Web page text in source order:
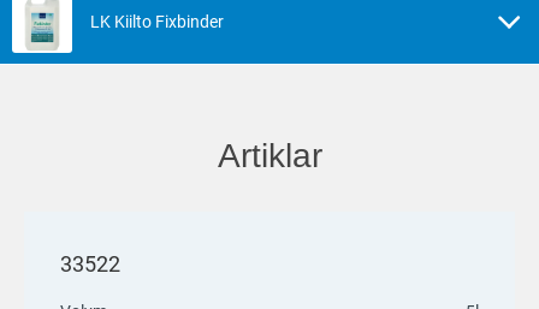
LK Kiilto Fixbinder
Artiklar
33522